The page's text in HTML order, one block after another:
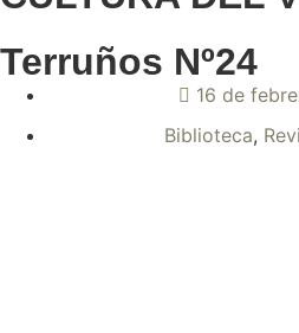
Terruños Nº24
16 de
Biblioteca,